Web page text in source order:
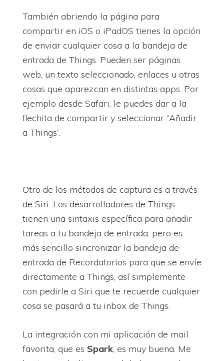
También abriendo la página para
compartir en iOS o iPadOS tienes la opción
de enviar cualquier cosa a la bandeja de
entrada de Things. Pueden ser páginas
web, un texto seleccionado, enlaces u otras
cosas que aparezcan en distintas apps. Por
ejemplo desde Safari, le puedes dar a la
flechita de compartir y seleccionar “Añadir
a Things”.
Otro de los métodos de captura es a través
de Siri. Los desarrolladores de Things
tienen una sintaxis específica para añadir
tareas a tu bandeja de entrada, pero es
más sencillo sincronizar la bandeja de
entrada de Recordatorios para que se envíe
directamente a Things, así simplemente
con pedirle a Siri que te recuerde cualquier
cosa se pasará a tu inbox de Things.
La integración con mi aplicación de mail
favorita, que es Spark, es muy buena. Me